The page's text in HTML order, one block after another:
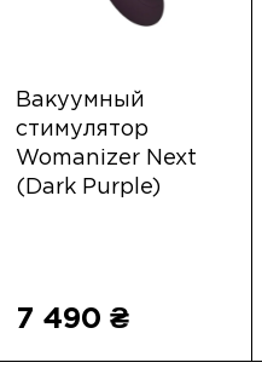
Вакуумный
стимулятор
Womanizer Next
(Dark Purple)
7 490 ₴